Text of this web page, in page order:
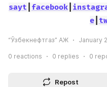
sayt facebook
e|
“Ўзбекнефтгаз” АЖ January
0 reactions 0 replies 0
Repost